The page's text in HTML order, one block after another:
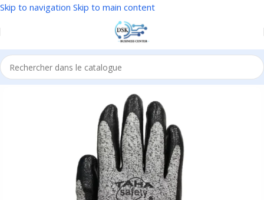
Skip to navigation Skip to main content
Accueil/EPI/Protection des mains